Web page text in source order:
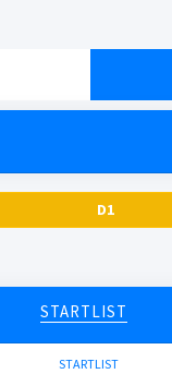
D1
STARTLIST
STARTLIST